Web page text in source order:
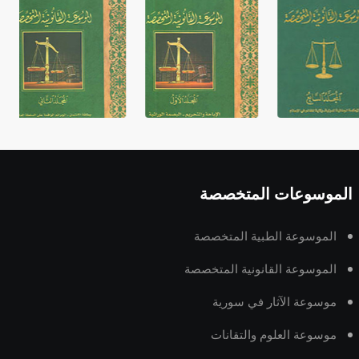
الموسوعات المتخصصة
الموسوعة الطبية المتخصصة
الموسوعة القانونية المتخصصة
موسوعة الآثار في سورية
موسوعة العلوم والتقانات